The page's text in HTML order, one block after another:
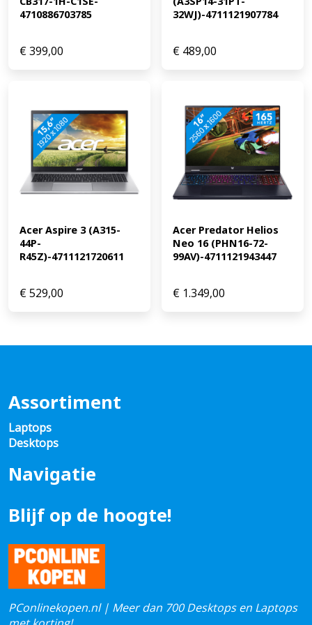
4710886703785
€399,00
32WJ)-4711121907784
€ 489,00
Acer Aspire 3 (A315-
44P-
R45Z)-4711121720611
€529,00
Acer Predator Helios
Neo 16 (PHN16-72-
99AV)-4711121943447
€ 1.349,00
Assortiment
Laptops
Desktops
Navigatie
Blijf op de hoogte!
PConlinekopen.nl | Meer dan 700 Desktops en Laptops